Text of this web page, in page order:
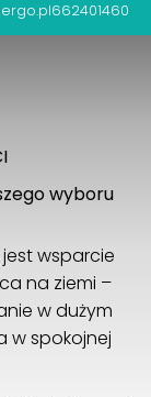
662401460
wyboru
wsparcie
na ziemi –
w dużym
w spokojnej